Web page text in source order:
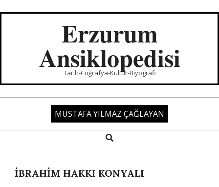
Erzurum
Ansiklopedisi
Tarih-Coğrafya-Kültür-Biyografi
MUSTAFA YILMAZ ÇAĞLAYAN
Search
İBRAHİM HAKKI KONYALI